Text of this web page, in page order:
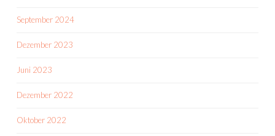
September 2024
Dezember 2023
Juni 2023
Dezember 2022
Oktober 2022